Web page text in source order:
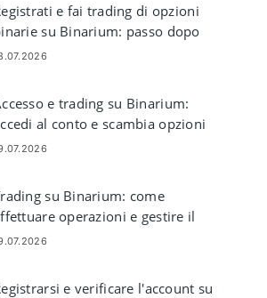
e fai trading di opzioni
su Binarium: passo dopo
e trading su Binarium:
al conto e scambia opzioni
su Binarium: come
operazioni e gestire il
e verificare l'account su